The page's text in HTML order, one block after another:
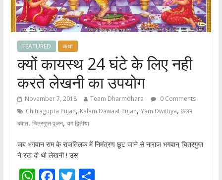
FEATURED कथा
क्यों कायस्थ 24 घंटे के लिए नही
करते लेखनी का उपयोग
November 7, 2018 Team Dharmdhara
0 Comments
Chitragupta Pujan, Kalam Dawaat Pujan, Yam Dwittiya, क़लम
दवात, चित्रगुप्त पूजन, यम द्वितीया
जब भगवान राम के राजतिलक में निमंत्रण छूट जाने से नाराज भगवान् चित्रगुप्त
ने रख दी थी लेखनी ! उस